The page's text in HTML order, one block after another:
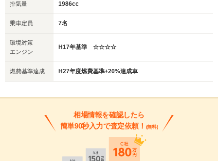
排気量 1986cc
乗車定員 7名
環境対策
エンジン
H17年基準 ☆☆☆☆
燃費基準達成 H27年度燃費基準+20%達成車
相場情報を確認したら
簡単90秒入力で査定依頼！ (無料)